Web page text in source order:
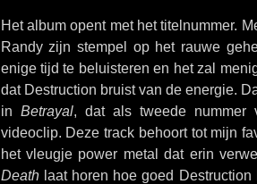
Het album opent met het titelnummer.
Randy zijn stempel op het rauwe
enige tijd te beluisteren en het zal
dat Destruction bruist van de energie.
in Betrayal, dat als tweede nummer
videoclip. Deze track behoort tot mijn
het vleugje power metal dat erin
Deathlaat horen hoe goed Destruction